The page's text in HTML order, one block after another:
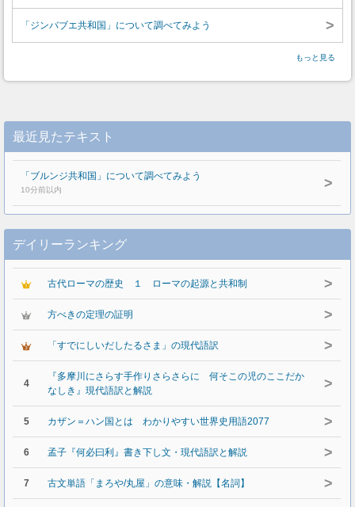
「ジンバブエ共和国」について調べてみよう >
もっと見る
最近見たテキスト
「ブルンジ共和国」について調べてみよう
10分前以内 >
デイリーランキング
古代ローマの歴史 １ ローマの起源と共和制 >
方べきの定理の証明 >
「すでにしいだしたるさま」の現代語訳 >
4
『多摩川にさらす手作りさらさらに 何そこの児のここだか
なしき』現代語訳と解説
>
5 カザン＝ハン国とは わかりやすい世界史用語2077 >
6 孟子『何必曰利』書き下し文・現代語訳と解説 >
7 古文単語「まろや/丸屋」の意味・解説【名詞】 >